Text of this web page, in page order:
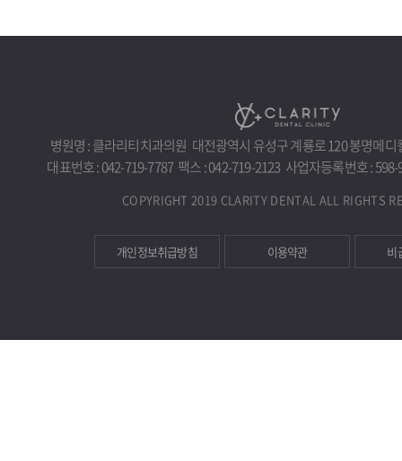
병원명 : 클라리티치과의원 대전광역시 유성구 계룡로 120 봉명메디
대표번호 : 042-719-7787 팩스 : 042-719-2123 사업자등록번호 :
COPYRIGHT 2019 CLARITY DENTAL ALL RIGHTS
개인정보취급방침 이용약관 비